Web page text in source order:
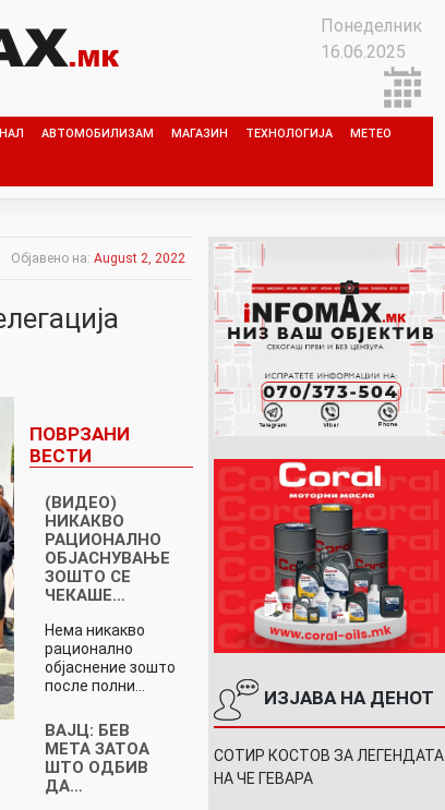
Понеделник
16.06.2025
АВТОМОБИЛИЗАМ МАГАЗИН ТЕХНОЛОГИЈА МЕТЕО
Објавено на: August 2, 2022
ПОВРЗАНИ
ВЕСТИ
(ВИДЕО)
НИКАКВО
РАЦИОНАЛНО
ОБЈАСНУВАЊЕ
ЗОШТО СЕ
ЧЕКАШЕ…
Нема никакво
рационално
објаснение зошто
после полни…
ВАЈЦ: БЕВ
МЕТА ЗАТОА
ШТО ОДБИВ
ДА…
ИЗЈАВА НА ДЕНОТ
СОТИР КОСТОВ ЗА ЛЕГЕНДАТА
НА ЧЕ ГЕВАРА